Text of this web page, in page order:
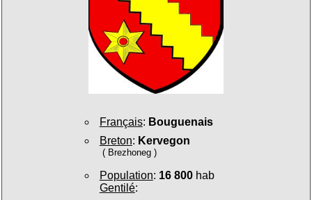
Français: Bouguenais
Breton: Kervegon
( Brezhoneg )
Population: 16 800hab
Gentilé: